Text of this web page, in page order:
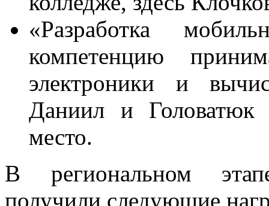
«Разработка
компетенцию
электроники и
Даниил и
место.
В региональном
получили следующие